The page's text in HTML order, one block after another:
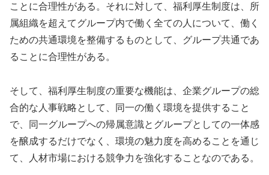
ことに合理性がある。それに対して、福利厚生制度は、所
属組織を超えてグループ内で働く全ての人について、働く
ための共通環境を整備するものとして、グループ共通であ
ることに合理性がある。
そして、福利厚生制度の重要な機能は、企業グループの総
合的な人事戦略として、同一の働く環境を提供すること
で、同一グループへの帰属意識とグループとしての一体感
を醸成するだけでなく、環境の魅力度を高めることを通じ
て、人材市場における競争力を強化することなのである。